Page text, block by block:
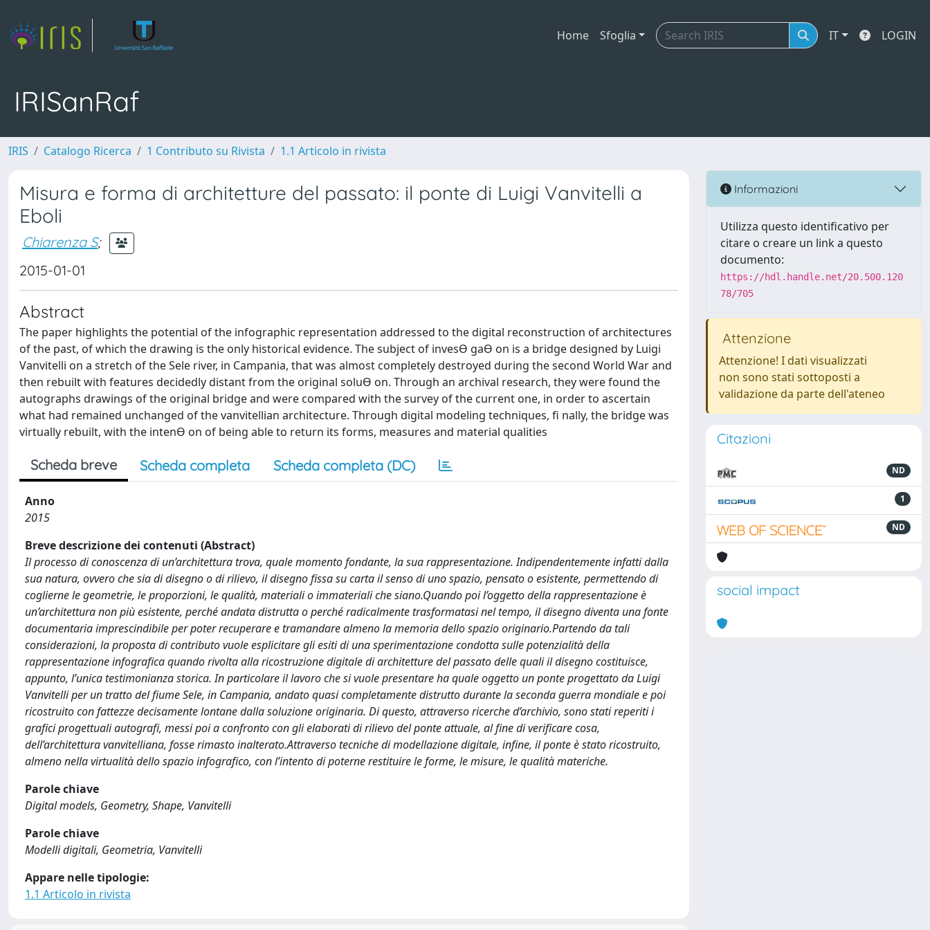
Home Sfoglia IT LOGIN
IRISanRaf
IRIS Catalogo Ricerca 1 Contributo su Rivista 1.1 Articolo in rivista
Misura e forma di architetture del passato: il ponte di Luigi Vanvitelli a
Eboli
Chiarenza S;
2015-01-01
Abstract
The paper highlights the potential of the infographic representation addressed to the digital reconstruction of architectures
of the past, of which the drawing is the only historical evidence. The subject of invesƟ gaƟ on is a bridge designed by Luigi
Vanvitelli on a stretch of the Sele river, in Campania, that was almost completely destroyed during the second World War and
then rebuilt with features decidedly distant from the original soluƟ on. Through an archival research, they were found the
autographs drawings of the original bridge and were compared with the survey of the current one, in order to ascertain
what had remained unchanged of the vanvitellian architecture. Through digital modeling techniques, fi nally, the bridge was
virtually rebuilt, with the intenƟ on of being able to return its forms, measures and material qualities
Scheda breve Scheda completa Scheda completa (DC)
Anno
2015
Breve descrizione dei contenuti (Abstract)
Il processo di conoscenza di un’architettura trova, quale momento fondante, la sua rappresentazione. Indipendentemente infatti dalla
sua natura, ovvero che sia di disegno o di rilievo, il disegno fissa su carta il senso di uno spazio, pensato o esistente, permettendo di
coglierne le geometrie, le proporzioni, le qualità, materiali o immateriali che siano.Quando poi l’oggetto della rappresentazione è
un’architettura non più esistente, perché andata distrutta o perché radicalmente trasformatasi nel tempo, il disegno diventa una fonte
documentaria imprescindibile per poter recuperare e tramandare almeno la memoria dello spazio originario.Partendo da tali
considerazioni, la proposta di contributo vuole esplicitare gli esiti di una sperimentazione condotta sulle potenzialità della
rappresentazione infografica quando rivolta alla ricostruzione digitale di architetture del passato delle quali il disegno costituisce,
appunto, l’unica testimonianza storica. In particolare il lavoro che si vuole presentare ha quale oggetto un ponte progettato da Luigi
Vanvitelli per un tratto del fiume Sele, in Campania, andato quasi completamente distrutto durante la seconda guerra mondiale e poi
ricostruito con fattezze decisamente lontane dalla soluzione originaria. Di questo, attraverso ricerche d’archivio, sono stati reperiti i
grafici progettuali autografi, messi poi a confronto con gli elaborati di rilievo del ponte attuale, al fine di verificare cosa,
dell’architettura vanvitelliana, fosse rimasto inalterato.Attraverso tecniche di modellazione digitale, infine, il ponte è stato ricostruito,
almeno nella virtualità dello spazio infografico, con l’intento di poterne restituire le forme, le misure, le qualità materiche.
Parole chiave
Digital models, Geometry, Shape, Vanvitelli
Parole chiave
Modelli digitali, Geometria, Vanvitelli
Appare nelle tipologie:
1.1 Articolo in rivista
Informazioni
Utilizza questo identificativo per
citare o creare un link a questo
documento:
https://hdl.handle.net/20.500.120
78/705
Attenzione
Attenzione! I dati visualizzati
non sono stati sottoposti a
validazione da parte dell'ateneo
Citazioni
ND
1
ND
social impact